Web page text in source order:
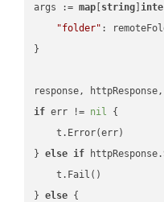
args := map string ]
"folder" :
}
if err != nil {
    t.Error(err)
} else if
    t.Fail()
} else {